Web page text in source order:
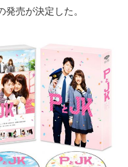
売が決定した。